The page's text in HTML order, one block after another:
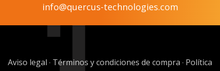
info@quercus-technologies.com
Aviso legal · Términos y condiciones de compra · Política